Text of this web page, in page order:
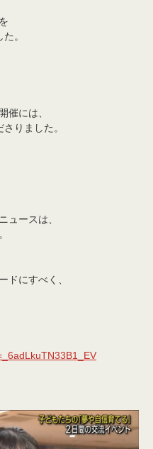
。
催には、
りました。
ュースは、
ドにすべく、